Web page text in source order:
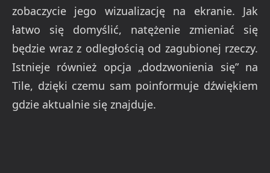
zobaczycie jego wizualizację na ekranie. Jak
łatwo się domyślić, natężenie zmieniać się
będzie wraz z odległością od zagubionej rzeczy.
Istnieje również opcja „dodzwonienia się” na
Tile, dzięki czemu sam poinformuje dźwiękiem
gdzie aktualnie się znajduje.